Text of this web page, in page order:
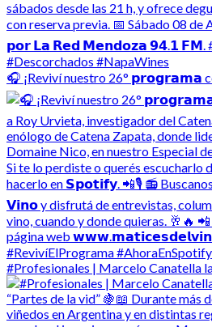
🎧 ¡Reviví nuestro 26° 𝗽𝗿𝗼𝗴𝗿𝗮𝗺𝗮
#Profesionales | Marcelo Canatella